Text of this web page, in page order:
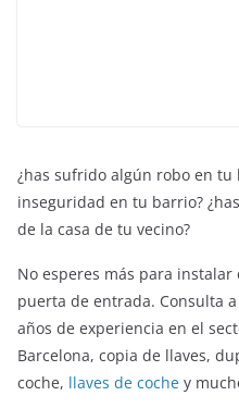
¿has sufrido algún robo en tu
inseguridad en tu barrio?
de la casa de tu vecino?
No esperes más para
puerta de entrada. Consulta
años de experiencia en el
Barcelona, copia de llaves,
coche, llaves de coche y
ENTRETENIMIENTO Y
Slender Man llega al
detalles